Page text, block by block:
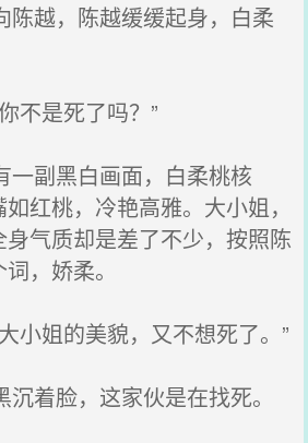
越，陈越缓缓起身，白柔
不是死了吗？”
副黑白画面，白柔桃核
红桃，冷艳高雅。大小姐，
气质却是差了不少，按照陈
，娇柔。
小姐的美貌，又不想死了。”
着脸，这家伙是在找死。